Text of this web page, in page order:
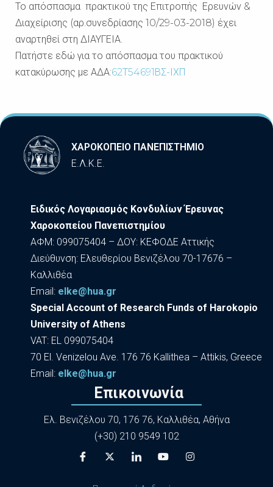
Το απόσπασμα πρακτικού της Επιτροπής Ερευνών &
Διαχείρισης (αρ.συνεδρίασης 10/29-03-2018) έχει
αναρτηθεί στη ΔΙΑΥΓΕΙΑ.
Πατήστε εδώ για το απόσπασμα του πρακτικού
κατακύρωσης με ΑΔΑ:62Τ54691ΒΣ-ΙΧΠ
ΧΑΡΟΚΟΠΕΙΟ ΠΑΝΕΠΙΣΤΗΜΙΟ
Ε.Λ.Κ.Ε.
Ειδικός Λογαριασμός Κονδυλίων Έρευνας
Χαροκοπείου Πανεπιστημίου
ΑΦΜ: 099075404 – ΔΟΥ: ΚΕΦΟΔΕ Αττικής
Διεύθυνση: Ελευθερίου Βενιζέλου 70-17676 –
Καλλιθέα
Εmail: elke@hua.gr
Special Account of Research Funds of Harokopio
University of Athens
VAT: EL 099075404
70 El. Venizelou Ave. 176 76 Kallithea – Attikis, Greece
Εmail: elke@hua.gr
Επικοινωνία
Ελ. Βενιζέλου 70, 176 76, Καλλιθέα, Αθήνα
(+30) 210 9549 102